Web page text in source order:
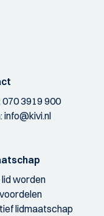
070 3919 900
info@kivi.nl
worden
lidmaatschap